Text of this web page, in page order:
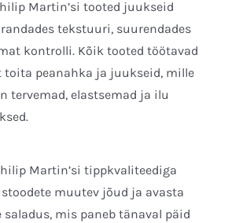
Martin’si tooted juukseid
tekstuuri, suurendades
kontrolli. Kõik tooted töötavad
peanahka ja juukseid, mille
tervemad, elastsemad ja ilu
Martin’si tippkvaliteediga
muutev jõud ja avasta
mis paneb tänaval päid